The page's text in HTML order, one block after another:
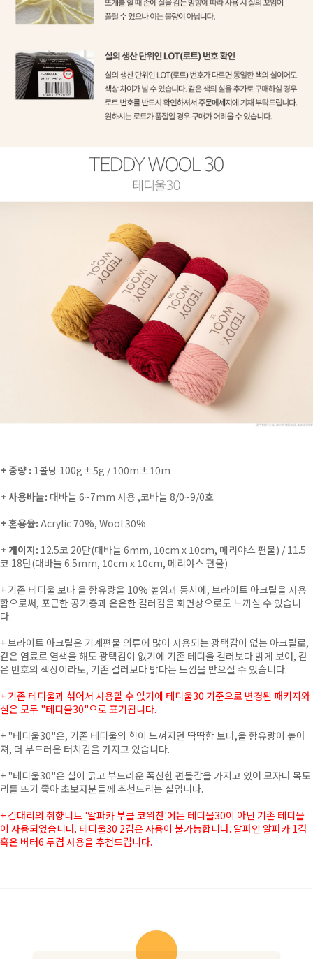
+ 중량 : 1볼당 100g±5g / 100m±10m
+ 사용바늘: 대바늘 6~7mm 사용 ,코바늘 8/0~9/0호
+ 혼용율: Acrylic 70%, Wool 30%
+ 게이지: 12.5코 20단(대바늘 6mm, 10cm x 10cm, 메리야스 편물) / 11.5
코 18단(대바늘 6.5mm, 10cm x 10cm, 메리야스 편물)
+ 기존 테디울 보다 울 함유량을 10% 높임과 동시에, 브라이트 아크릴을 사용
함으로써, 포근한 공기층과 은은한 컬러감을 화면상으로도 느끼실 수 있습니
다.
+ 브라이트 아크릴은 기계편물 의류에 많이 사용되는 광택감이 없는 아크릴로,
같은 염료로 염색을 해도 광택감이 없기에 기존 테디울 컬러보다 밝게 보여, 같
은 번호의 색상이라도, 기존 컬러보다 밝다는 느낌을 받으실 수 있습니다.
+ 기존 테디울과 섞어서 사용할 수 없기에 테디울30 기준으로 변경된 패키지와
실은 모두 "테디울30"으로 표기됩니다.
+ "테디울30"은, 기존 테디울의 힘이 느껴지던 딱딱함 보다,울 함유량이 높아
져, 더 부드러운 터치감을 가지고 있습니다.
+ "테디울30"은 실이 굵고 부드러운 폭신한 편물감을 가지고 있어 모자나 목도
리를 뜨기 좋아 초보자분들께 추천드리는 실입니다.
+ 김대리의 취향니트 '알파카 부클 코위찬'에는 테디울30이 아닌 기존 테디울
이 사용되었습니다. 테디울30 2겹은 사용이 불가능합니다. 알파인 알파카 1겹
혹은 버터6 두겹 사용을 추천드립니다.